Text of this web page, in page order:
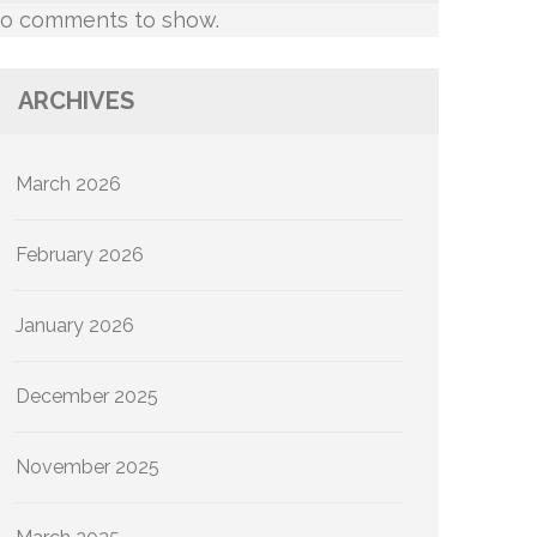
comments to show.
ARCHIVES
March 2026
February 2026
January 2026
December 2025
November 2025